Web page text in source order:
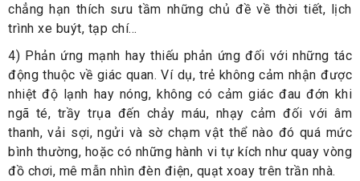
chẳng hạn thích sưu tầm những chủ đề về thời tiết, lịch
trình xe buýt, tạp chí…
4) Phản ứng mạnh hay thiếu phản ứng đối với những tác
động thuộc về giác quan. Ví dụ, trẻ không cảm nhận được
nhiệt độ lạnh hay nóng, không có cảm giác đau đớn khi
ngã té, trầy trụa đến chảy máu, nhạy cảm đối với âm
thanh, vải sợi, ngửi và sờ chạm vật thể nào đó quá mức
bình thường, hoặc có những hành vi tự kích như quay vòng
đồ chơi, mê mẫn nhìn đèn điện, quạt xoay trên trần nhà.